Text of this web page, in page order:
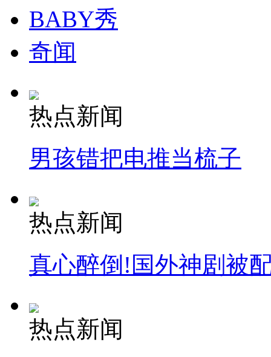
BABY秀
奇闻
热点新闻
男孩错把电推当梳子
热点新闻
真心醉倒!国外神剧被
热点新闻